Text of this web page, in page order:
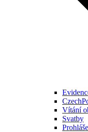
Vítání
Svatby